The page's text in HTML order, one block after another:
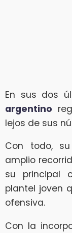
En sus dos
argentino
lejos de sus
Con todo,
amplio
su principal
plantel joven
ofensiva.
Con la